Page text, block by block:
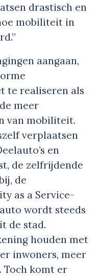
drastisch en
mobiliteit in
aangaan,
te realiseren als
meer
van mobiliteit.
verplaatsen
en
de zelfrijdende
de
as a Service-
wordt steeds
de stad.
houden met
inwoners, meer
Toch komt er